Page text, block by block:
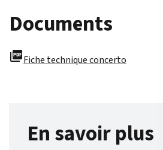
Documents
picture_as_pdfFiche technique concerto
En savoir plus